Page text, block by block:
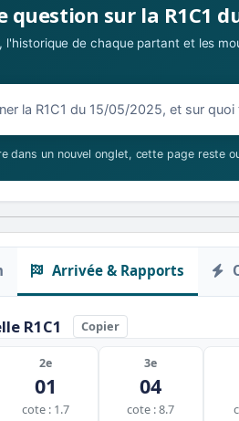
question sur la R1C1
l'historique de chaque partant et les
la R1C1 du 15/05/2025
dans un nouvel onglet, cette page reste
Arrivée & Rapports
R1C1 Copier
2e
01
cote : 1.7
3e
04
cote : 8.7